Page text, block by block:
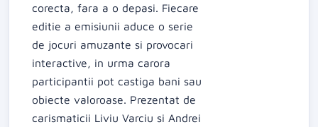
corecta, fara a o depasi. Fiecare
editie a emisiunii aduce o serie
de jocuri amuzante si provocari
interactive, in urma carora
participantii pot castiga bani sau
obiecte valoroase. Prezentat de
carismaticii Liviu Varciu si Andrei